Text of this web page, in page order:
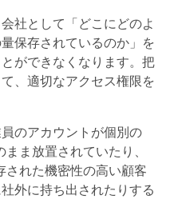
社として「どこにどのよ
保存されているのか」を
ができなくなります。把
、適切なアクセス権限を
のアカウントが個別の
ま放置されていたり、
された機密性の高い顧客
外に持ち出されたりする